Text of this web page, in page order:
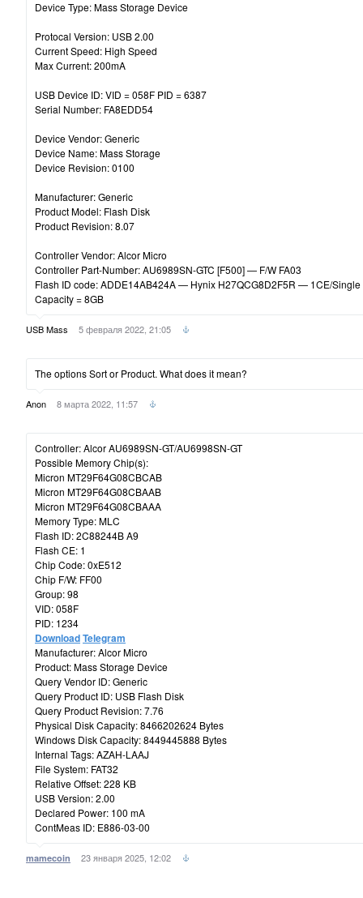
Device Type: Mass Storage Device
Protocal Version: USB 2.00
Current Speed: High Speed
Max Current: 200mA
USB Device ID: VID = 058F PID = 6387
Serial Number: FA8EDD54
Device Vendor: Generic
Device Name: Mass Storage
Device Revision: 0100
Manufacturer: Generic
Product Model: Flash Disk
Product Revision: 8.07
Controller Vendor: Alcor Micro
Controller Part-Number: AU6989SN-GTC [F500] — F/W FA03
Flash ID code: ADDE14AB424A — Hynix H27QCG8D2F5R — 1CE/Single
Capacity = 8GB
USB Mass 5 февраля 2022, 21:05
The options Sort or Product. What does it mean?
Anon 8 марта 2022, 11:57
Controller: Alcor AU6989SN-GT/AU6998SN-GT
Possible Memory Chip(s):
Micron MT29F64G08CBCAB
Micron MT29F64G08CBAAB
Micron MT29F64G08CBAAA
Memory Type: MLC
Flash ID: 2C88244B A9
Flash CE: 1
Chip Code: 0xE512
Chip F/W: FF00
Group: 98
VID: 058F
PID: 1234
DownloadTelegram
Manufacturer: Alcor Micro
Product: Mass Storage Device
Query Vendor ID: Generic
Query Product ID: USB Flash Disk
Query Product Revision: 7.76
Physical Disk Capacity: 8466202624 Bytes
Windows Disk Capacity: 8449445888 Bytes
Internal Tags: AZAH-LAAJ
File System: FAT32
Relative Offset: 228 KB
USB Version: 2.00
Declared Power: 100 mA
ContMeas ID: E886-03-00
mamecoin 23 января 2025, 12:02